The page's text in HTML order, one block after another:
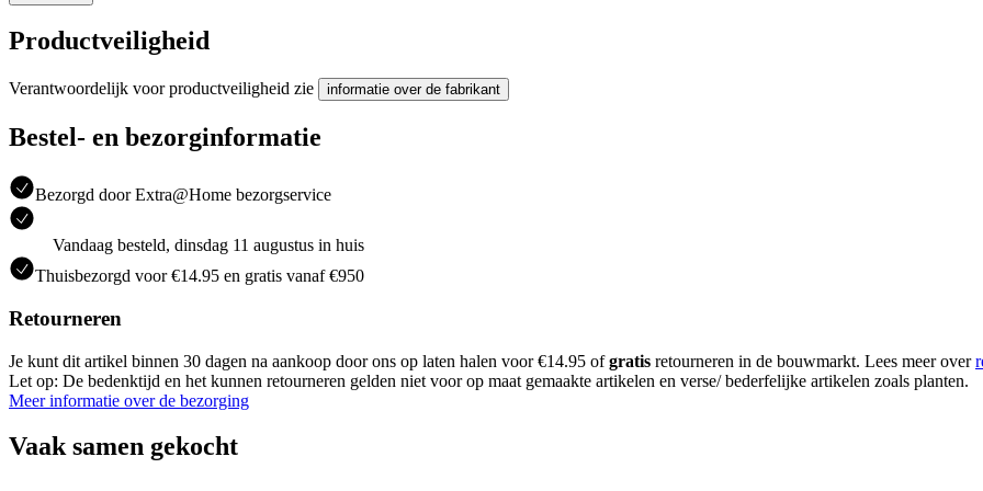
Productveiligheid
Verantwoordelijk voor productveiligheid zie informatie over de fabrikant
Bestel- en bezorginformatie
Bezorgd door Extra@Home bezorgservice
Vandaag besteld, dinsdag 11 augustus in huis
Thuisbezorgd voor €14.95 en gratis vanaf €950
Retourneren
Je kunt dit artikel binnen 30 dagen na aankoop door ons op laten halen voor €14.95 ofgratis retourneren in de bouwmarkt. Lees meer over
Let op: De bedenktijd en het kunnen retourneren gelden niet voor op maat gemaakte artikelen en verse/ bederfelijke artikelen zoals planten.
Meer informatie over de bezorging
Vaak samen gekocht